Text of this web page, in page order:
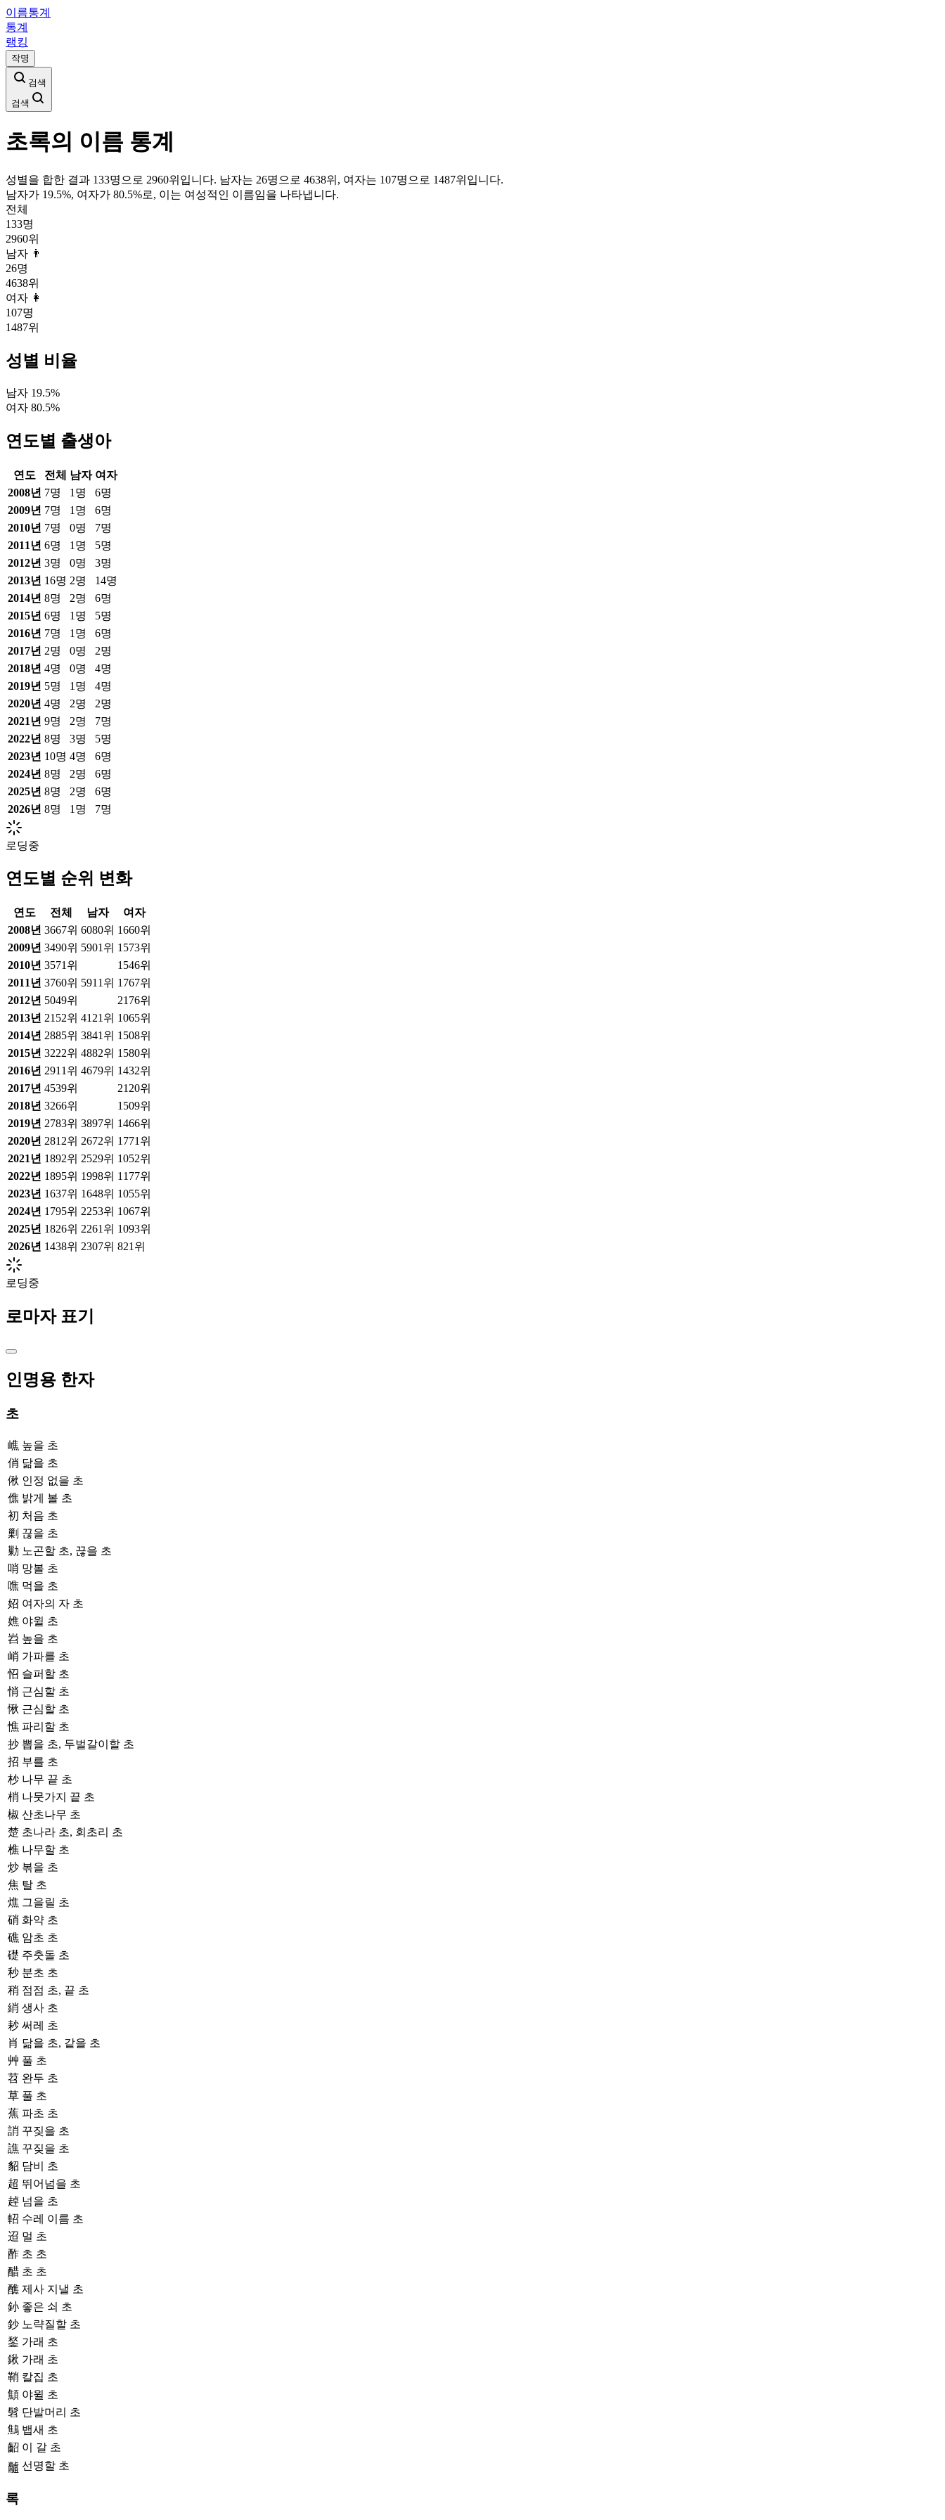
이름통계
통계
랭킹
작명
검색
검색
초록의 이름 통계
성별을 합한 결과 133명으로 2960위입니다. 남자는 26명으로 4638위, 여자는 107명으로 1487위입니다.
남자가 19.5%, 여자가 80.5%로, 이는 여성적인 이름임을 나타냅니다.
전체
133명
2960위
남자 👨
26명
4638위
여자 👩
107명
1487위
성별 비율
남자 19.5%
여자 80.5%
연도별 출생아
연도 전체 남자 여자
2008년 7명 1 명 6명
2009년 7명 1 명 6명
2010년 7명 0명 7명
2011 년 6명 1 명 5명
2012년 3명 0명 3명
2013년 16명 2명 14명
2014년 8명 2명 6명
2015년 6명 1 명 5명
2016년 7명 1 명 6명
2017년 2명 0명 2명
2018년 4명 0명 4명
2019년 5명 1 명 4명
2020년 4명 2명 2명
2021 년 9명 2명 7명
2022년 8명 3명 5명
2023년 10명 4명 6명
2024년 8명 2명 6명
2025년 8명 2명 6명
2026년 8명 1 명 7명
로딩중
연도별 순위 변화
연도 전체 남자
여자
2008년 3667위 6080위 1660위
2009년 3490위 5901위 1573위
2010년 3571위
1546위
2011 년 3760위 5911위 1767위
2012년 5049위
2176위
2013년 2152위 4121위 1065위
2014년 2885위 3841위 1508위
2015년 3222위 4882위 1580위
2016년 2911위 4679위 1432위
2017년 4539위
2120위
2018년 3266위
1509위
2019년 2783위 3897위 1466위
2020년 2812위 2672위 1771위
2021 년 1892위 2529위 1052위
2022년 1895위 1998위 1177위
2023년 1637위 1648위 1055위
2024년 1795위 2253위 1067위
2025년 1826위 2261위 1093위
2026년 1438위 2307위 821위
로딩중
로마자 표기
인명용 한자
초
嶕 높을 초
俏 닮을 초
偢 인정 없을 초
僬 밝게 볼 초
初 처음 초
剿 끊을 초
勦 노곤할 초, 끊을 초
哨 망볼 초
噍 먹을 초
妱 여자의 자 초
嫶 야윌 초
岧 높을 초
峭 가파를 초
怊 슬퍼할 초
悄 근심할 초
愀 근심할 초
憔 파리할 초
抄 뽑을 초, 두벌갈이할 초
招 부를 초
杪 나무 끝 초
梢 나뭇가지 끝 초
椒 산초나무 초
楚 초나라 초, 회초리 초
樵 나무할 초
炒 볶을 초
焦 탈 초
燋 그을릴 초
硝 화약 초
礁 암초 초
礎 주춧돌 초
秒 분초 초
稍 점점 초, 끝 초
綃 생사 초
耖 써레 초
肖 닮을 초, 같을 초
艸 풀 초
苕 완두 초
草 풀 초
蕉 파초 초
誚 꾸짖을 초
譙 꾸짖을 초
貂 담비 초
超 뛰어넘을 초
趠 넘을 초
軺 수레 이름 초
迢 멀 초
酢 초 초
醋 초 초
醮 제사 지낼 초
釥 좋은 쇠 초
鈔 노략질할 초
鍫 가래 초
鍬 가래 초
鞘 칼집 초
顦 야윌 초
髫 단발머리 초
鷦 뱁새 초
齠 이 갈 초
𪓐 선명할 초
록